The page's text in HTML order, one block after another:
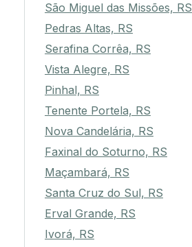
São Miguel das Missões, RS
Pedras Altas, RS
Serafina Corrêa, RS
Vista Alegre, RS
Pinhal, RS
Tenente Portela, RS
Nova Candelária, RS
Faxinal do Soturno, RS
Maçambará, RS
Santa Cruz do Sul, RS
Erval Grande, RS
Ivorá, RS